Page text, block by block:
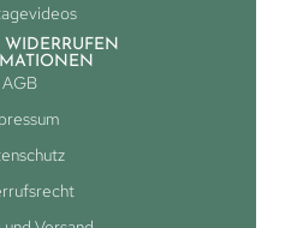
WIDERRUFEN
AGB